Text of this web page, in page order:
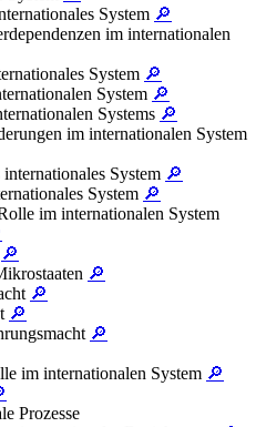
System 🔎
im internationalen
System 🔎
System 🔎
Systems 🔎
im internationalen System
System 🔎
System 🔎
im internationalen System
🔎
🔎
🔎
🔎
🔎
im internationalen System 🔎
Prozesse